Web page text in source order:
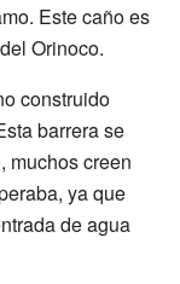
Este caño es
Orinoco.
construido
barrera se
muchos creen
ya que
de agua